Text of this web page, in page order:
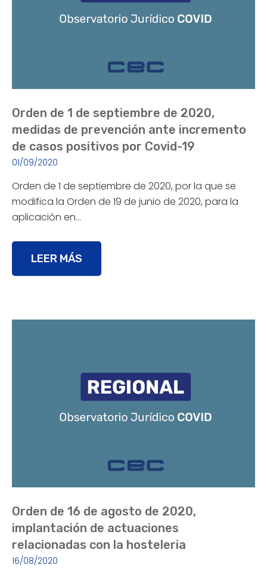
Orden de 1 de septiembre de 2020,
medidas de prevención ante incremento
de casos positivos por Covid-19
01/09/2020
Orden de 1 de septiembre de 2020, por la que se
modifica la Orden de 19 de junio de 2020, para la
aplicación en…
LEER MÁS
Orden de 16 de agosto de 2020,
implantación de actuaciones
relacionadas con la hosteleria
16/08/2020